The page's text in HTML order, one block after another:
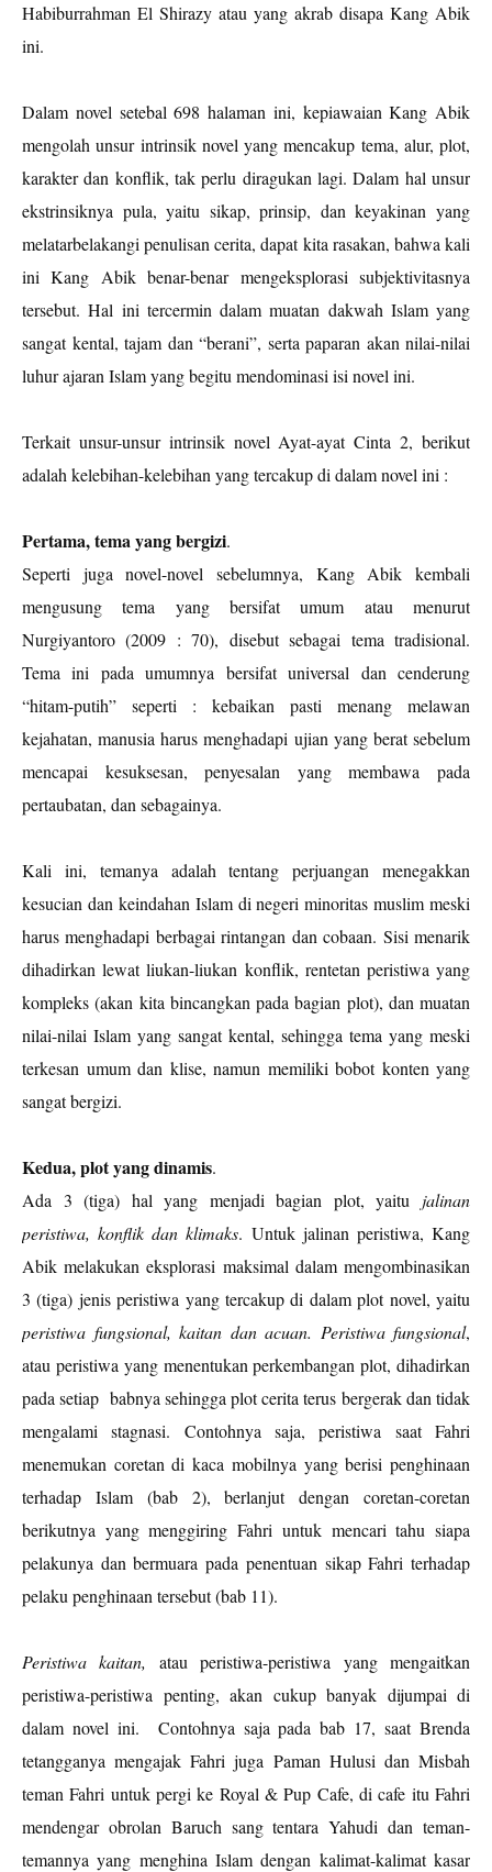
Habiburrahman El Shirazy atau yang akrab disapa Kang Abik
ini.
Dalam novel setebal 698 halaman ini, kepiawaian Kang Abik
mengolah unsur intrinsik novel yang mencakup tema, alur, plot,
karakter dan konflik, tak perlu diragukan lagi. Dalam hal unsur
ekstrinsiknya pula, yaitu sikap, prinsip, dan keyakinan yang
melatarbelakangi penulisan cerita, dapat kita rasakan, bahwa kali
ini Kang Abik benar-benar mengeksplorasi subjektivitasnya
tersebut. Hal ini tercermin dalam muatan dakwah Islam yang
sangat kental, tajam dan “berani”, serta paparan akan nilai-nilai
luhur ajaran Islam yang begitu mendominasi isi novel ini.
Terkait unsur-unsur intrinsik novel Ayat-ayat Cinta 2, berikut
adalah kelebihan-kelebihan yang tercakup di dalam novel ini :
Pertama, tema yang bergizi.
Seperti juga novel-novel sebelumnya, Kang Abik kembali
mengusung tema yang bersifat umum atau menurut
Nurgiyantoro (2009 : 70), disebut sebagai tema tradisional.
Tema ini pada umumnya bersifat universal dan cenderung
“hitam-putih” seperti : kebaikan pasti menang melawan
kejahatan, manusia harus menghadapi ujian yang berat sebelum
mencapai kesuksesan, penyesalan yang membawa pada
pertaubatan, dan sebagainya.
Kali ini, temanya adalah tentang perjuangan menegakkan
kesucian dan keindahan Islam di negeri minoritas muslim meski
harus menghadapi berbagai rintangan dan cobaan. Sisi menarik
dihadirkan lewat liukan-liukan konflik, rentetan peristiwa yang
kompleks (akan kita bincangkan pada bagian plot), dan muatan
nilai-nilai Islam yang sangat kental, sehingga tema yang meski
terkesan umum dan klise, namun memiliki bobot konten yang
sangat bergizi.
Kedua, plot yang dinamis.
Ada 3 (tiga) hal yang menjadi bagian plot, yaitu jalinan
peristiwa, konflik dan klimaks. Untuk jalinan peristiwa, Kang
Abik melakukan eksplorasi maksimal dalam mengombinasikan
3 (tiga) jenis peristiwa yang tercakup di dalam plot novel, yaitu
peristiwa fungsional, kaitan dan acuan. Peristiwa fungsional,
atau peristiwa yang menentukan perkembangan plot, dihadirkan
pada setiap babnya sehingga plot cerita terus bergerak dan tidak
mengalami stagnasi. Contohnya saja, peristiwa saat Fahri
menemukan coretan di kaca mobilnya yang berisi penghinaan
terhadap Islam (bab 2), berlanjut dengan coretan-coretan
berikutnya yang menggiring Fahri untuk mencari tahu siapa
pelakunya dan bermuara pada penentuan sikap Fahri terhadap
pelaku penghinaan tersebut (bab 11).
Peristiwa kaitan, atau peristiwa-peristiwa yang mengaitkan
peristiwa-peristiwa penting, akan cukup banyak dijumpai di
dalam novel ini.
Contohnya saja pada bab 17, saat Brenda
tetangganya mengajak Fahri juga Paman Hulusi dan Misbah
teman Fahri untuk pergi ke Royal & Pup Cafe, di cafe itu Fahri
mendengar obrolan Baruch sang tentara Yahudi dan teman-
temannya yang menghina Islam dengan kalimat-kalimat kasar